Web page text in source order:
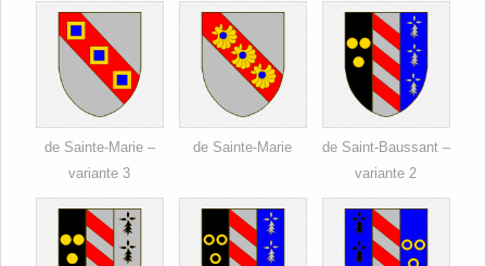
de Sainte-Marie –
variante 3
de Sainte-Marie
de Saint-Baussant –
variante 2